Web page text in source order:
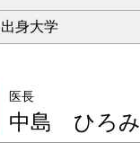
出身大学
医長
中島 ひろみ